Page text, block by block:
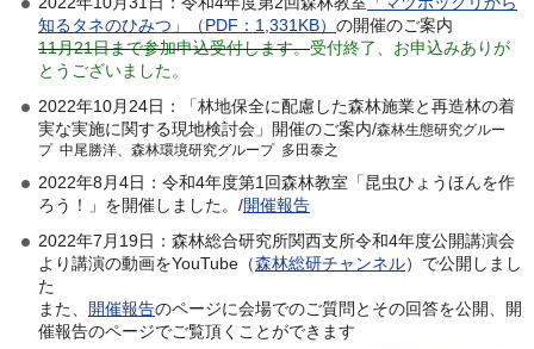
知るタネのひみつ」（PDF：1,331KB） の開催のご案内
11月21日まで参加申込受付します。受付終了、お申込みありが
とうございました。
2022年10月24日：「林地保全に配慮した森林施業と再造林の着
実な実施に関する現地検討会」開催のご案内/森林生態研究グルー
プ 中尾勝洋、森林環境研究グループ 多田泰之
2022年8月4日：令和4年度第1回森林教室「昆虫ひょうほんを作
ろう！」を開催しました。/開催報告
2022年7月19日：森林総合研究所関西支所令和4年度公開講演会
より講演の動画をYouTube（森林総研チャンネル）で公開しまし
た
また、 開催報告のページに会場でのご質問とその回答を公開、開
催報告のページでご覧頂くことができます